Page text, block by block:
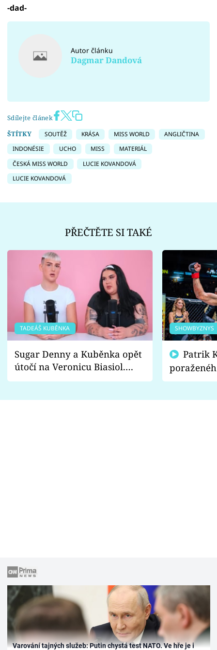
-dad-
Autor článku
Dagmar Dandová
Sdílejte článek
ŠTÍTKY
SOUTĚŽ KRÁSA MISS WORLD
ANGLIČTINA
INDONÉSIE
UCHO MISS
MATERIÁL
ČESKÁ MISS WORLD
LUCIE KOVANDOVÁ
LUCIE KOVANDOVÁ
PŘEČTĚTE SI TAKÉ
TADEÁŠ KUBĚNKA
Sugar Denny a Kuběnka opět
útočí na Veronicu Biasiol.
Proč je podle nich falešná a
SHOWBYZNYS
fanoušci
Varování tajných služeb: Putin chystá test NATO. Ve hře je i